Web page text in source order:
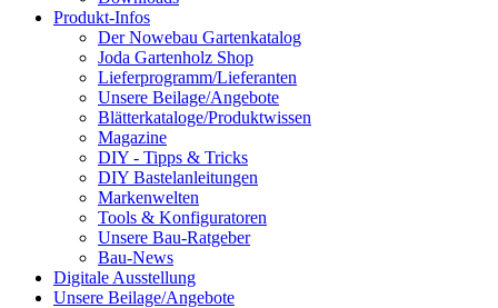
Produkt-Infos
Der Nowebau Gartenkatalog
Joda Gartenholz Shop
Lieferprogramm/Lieferanten
Unsere Beilage/Angebote
Blätterkataloge/Produktwissen
Magazine
DIY - Tipps & Tricks
DIY Bastelanleitungen
Markenwelten
Tools & Konfiguratoren
Unsere Bau-Ratgeber
Bau-News
Digitale Ausstellung
Unsere Beilage/Angebote